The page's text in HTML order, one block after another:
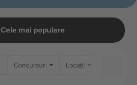
Cele mai populare
Concursuri Locații